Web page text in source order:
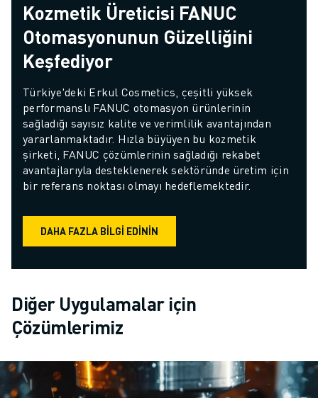
Kozmetik Üreticisi FANUC
Otomasyonunun Güzelliğini
Keşfediyor
Türkiye'deki Erkul Cosmetics, çeşitli yüksek
performanslı FANUC otomasyon ürünlerinin
sağladığı sayısız kalite ve verimlilik avantajından
yararlanmaktadır. Hızla büyüyen bu kozmetik
şirketi, FANUC çözümlerinin sağladığı rekabet
avantajlarıyla desteklenerek sektöründe üretim için
bir referans noktası olmayı hedeflemektedir.
DAHA FAZLA BILGI EDININ
Diğer Uygulamalar için
Çözümlerimiz